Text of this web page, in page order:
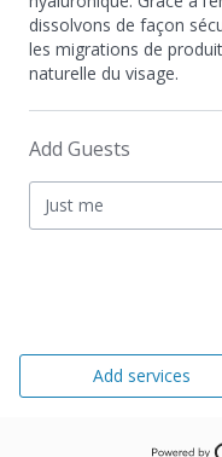
dissolvons de façon
les migrations de
naturelle du visage.
Add Guests
Just me
Add services